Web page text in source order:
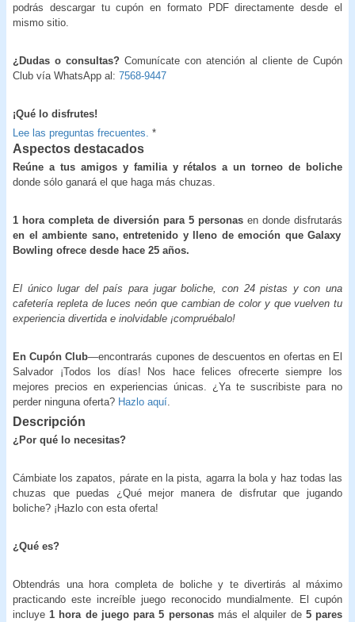
podrás descargar tu cupón en formato PDF directamente desde el
mismo sitio.
¿Dudas o consultas? Comunícate con atención al cliente de Cupón
Club vía WhatsApp al: 7568-9447
¡Qué lo disfrutes!
Lee las preguntas frecuentes. *
Aspectos destacados
Reúne a tus amigos y familia y rétalos a un torneo de boliche
donde sólo ganará el que haga más chuzas.
1 hora completa de diversión para 5 personas en donde disfrutarás
en el ambiente sano, entretenido y lleno de emoción que Galaxy
Bowling ofrece desde hace 25 años.
El único lugar del país para jugar boliche, con 24 pistas y con una
cafetería repleta de luces neón que cambian de color y que vuelven tu
experiencia divertida e inolvidable ¡compruébalo!
En Cupón Club—encontrarás cupones de descuentos en ofertas en El
Salvador ¡Todos los días! Nos hace felices ofrecerte siempre los
mejores precios en experiencias únicas. ¿Ya te suscribiste para no
perder ninguna oferta? Hazlo aquí
Descripción
¿Por qué lo necesitas?
Cámbiate los zapatos, párate en la pista, agarra la bola y haz todas las
chuzas que puedas ¿Qué mejor manera de disfrutar que jugando
boliche? ¡Hazlo con esta oferta!
¿Qué es?
Obtendrás una hora completa de boliche y te divertirás al máximo
practicando este increíble juego reconocido mundialmente. El cupón
incluye 1 hora de juego para 5 personasmás el alquiler de5 pares